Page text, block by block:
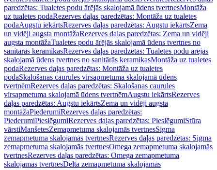
paredzētas: Tualetes podu ārējās skalojamā ūdens tvertnesMontāža
uz tualetes podaRezerves daļas paredzētas: Montāža uz tualetes
podaAugstu iekārtsRezerves daļas paredzētas: Augstu iekārtsZema
un vidēji augsta montāžaRezerves daļas paredzētas: Zema un vidēji
augsta montāžaTualetes podu ārējās skalojamā ūdens tvertnes no
sanitārās keramikasRezerves daļas paredzētas: Tualetes podu ārējās
skalojamā ūdens tvertnes no sanitārās keramikasMontāža uz tualetes
podaRezerves daļas paredzētas: Montāža uz tualetes
podaSkalošanas caurules virsapmetuma skalojamā ūdens
tvertnēmRezerves daļas paredzētas: Skalošanas caurules
virsapmetuma skalojamā ūdens tvertnēmAugstu iekārtsRezerves
daļas paredzētas: Augstu iekārtsZema un vidēji augsta
montāžaPiederumiRezerves daļas paredzētas:
PiederumiPieslēgumiRezerves daļas paredzētas: PieslēgumiStūra
vārstiManšetesZemapmetuma skalojamās tvertnesSigma
zemapmetuma skalojamās tvertnesRezerves daļas paredzētas: Sigma
zemapmetuma skalojamās tvertnesOmega zemapmetuma skalojamās
tvertnesRezerves daļas paredzētas: Omega zemapmetuma
skalojamās tvertnesDelta zemapmetuma skalojamās